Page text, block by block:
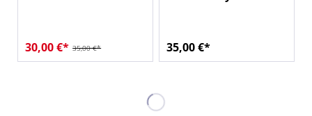
35,00 €*
30,00 €* 35,00 €*